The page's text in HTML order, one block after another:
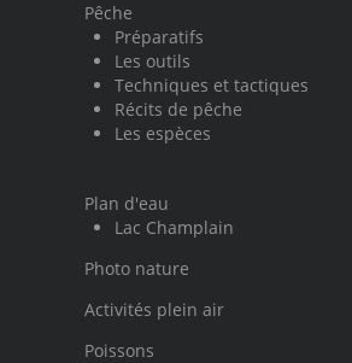
Pêche
Préparatifs
Les outils
Techniques et tactiques
Récits de pêche
Les espèces
Plan d'eau
Lac Champlain
Photo nature
Activités plein air
Poissons